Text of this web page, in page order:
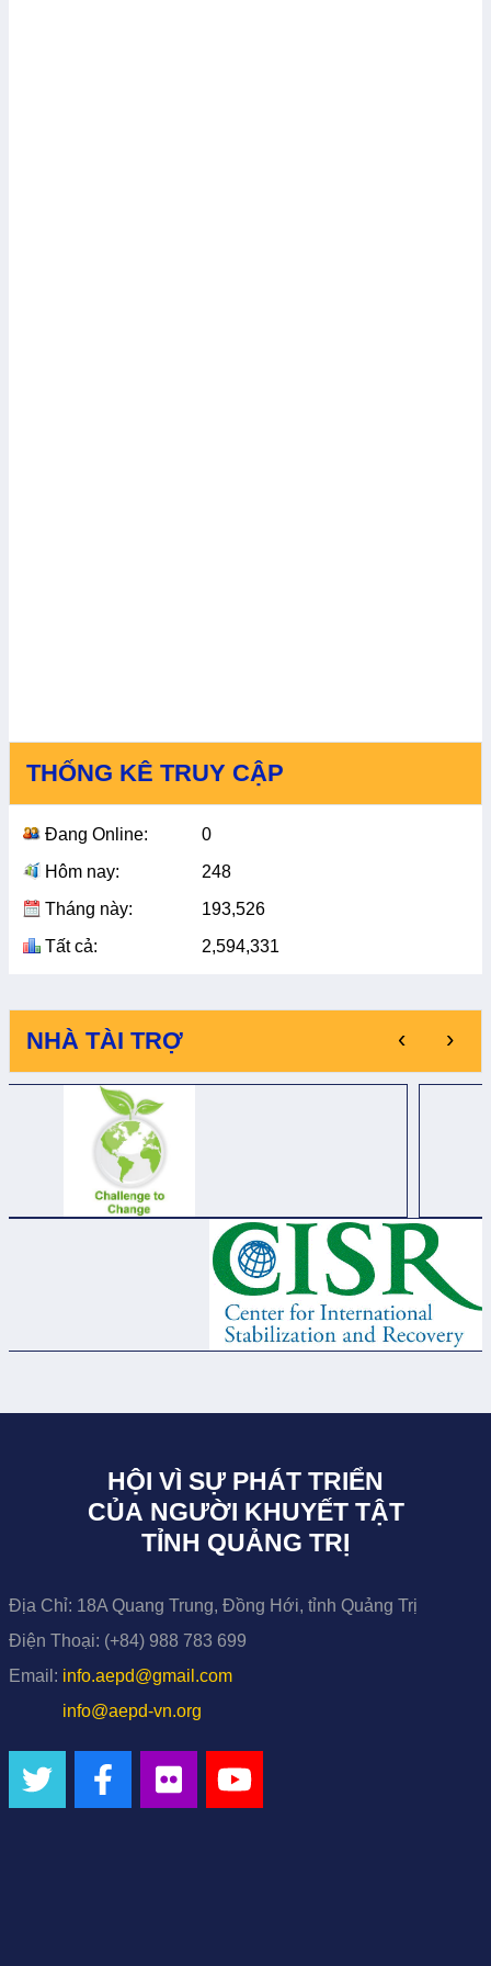
THỐNG KÊ TRUY CẬP
Đang Online:
0
Hôm nay:
248
Tháng này:
193,526
Tất cả:
2,594,331
NHÀ TÀI TRỢ ‹ ›
HỘI VÌ SỰ PHÁT TRIỂN
CỦA NGƯỜI KHUYẾT TẬT
TỈNH QUẢNG TRỊ
Địa Chỉ: 18A Quang Trung, Đồng Hới, tỉnh Quảng Trị
Điện Thoại: (+84) 988 783 699
Email: info.aepd@gmail.com
info@aepd-vn.org